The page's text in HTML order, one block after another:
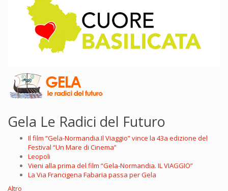
Gela Le Radici del Futuro
Il film “Gela-Normandia.Il Viaggio” vince la 43a edizione del
Festival “Un Mare di Cinema”
Leopoli
Vieni alla prima del film “Gela-Normandia. IL VIAGGIO”
La Via Francigena Fabaria passa per Gela
Altro